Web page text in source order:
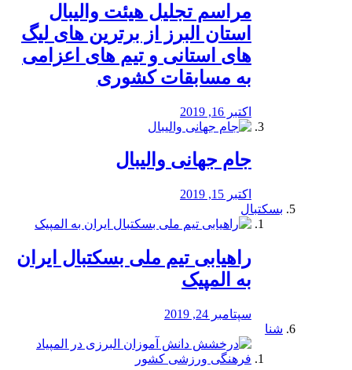
مراسم تجلیل هیئت والیبال
استان البرز از برترین های لیگ
های استانی و تیم های اعزامی
به مسابقات کشوری
اکتبر 16, 2019
جام جهانی والیبال
اکتبر 15, 2019
بسکتبال
راهیابی تیم ملی بسکتبال ایران
به المپیک
سپتامبر 24, 2019
شنا